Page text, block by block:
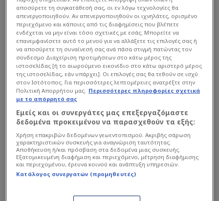
Ο Γάλλος σέντερ του Παναθηναϊκού, πάντως,
τόνισε ότι ποτέ δεν είχε αμφιβολία για το
γεγονός ότι θα επέστρεφε, ενώ είπε
χαρακτηριστικά πως σκέφτηκε ότι οΕργκίν
Αταμάνείναι... τρελός όταν του ανακοίνωσε ότι
θα ξεκινούσε στην αρχική πεντάδα του αγώνα με
τη Ζαλγκίρις!
Διαβάστε επίσης...
"Θέμα με Αταμάν ο Χολμς -
Προκλητικά αδιάφορος" - Τι
αποσύρετε τη συγκατάθεσή σας, οι εν λόγω τεχνολογίες θα
απενεργοποιηθούν. Αν απενεργοποιηθούν οι ιχνηλάτες, ορισμένο
περιεχόμενο και κάποιες από τις διαφημίσεις που βλέπετε
ενδέχεται να μην είναι τόσο σχετικές με εσάς. Μπορείτε να
επανεμφανίσετε αυτό το μενού για να αλλάξετε τις επιλογές σας ή
να αποσύρετε τη συναίνεσή σας ανά πάσα στιγμή πατώντας τον
σύνδεσμο Διαχείριση προτιμήσεων στο κάτω μέρος της
ιστοσελίδας [ή το αιωρούμενο εικονίδιο στο κάτω αριστερό μέρος
της ιστοσελίδας, εάν υπάρχει]. Οι επιλογές σας θα τεθούν σε ισχύ
στον Ιστότοπος. Για περισσότερες λεπτομέρειες ανατρέξτε στην
Πολιτική Απορρήτου μας. Περισσότερες πληροφορίες σχετικά
με το απόρρητό σας
Εμείς και οι συνεργάτες μας επεξεργαζόμαστε
δεδομένα προκειμένου να παρασχεθούν τα εξής:
Χρήση επακριβών δεδομένων γεωεντοπισμού. Ακριβής σάρωση
χαρακτηριστικών συσκευής για αναγνώριση ταυτότητας.
Αποθήκευση ή/και πρόσβαση στα δεδομένα μιας συσκευής.
Εξατομικευμένη διαφήμιση και περιεχόμενο, μέτρηση διαφήμισης
και περιεχομένου, έρευνα κοινού και ανάπτυξη υπηρεσιών.
Κατάλογος συνεργατών (προμηθευτές)